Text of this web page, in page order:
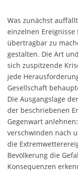
Was zunächst
einzelnen
übertragbar zu
gestalten. Die Art
sich zuspitzende
jede
Gesellschaft
Die Ausgangslage
der beschriebenen
Gegenwart
verschwinden nach
die
Bevölkerung die
Konsequenzen